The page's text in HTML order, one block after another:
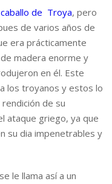
caballo de Troya, pero
de varios años de
era prácticamente
madera enorme y
en él. Este
los troyanos y estos lo
de su
ataque griego, ya que
su dia impenetrables y
le llama así a un